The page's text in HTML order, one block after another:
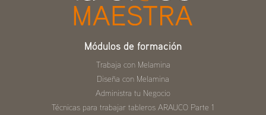
Módulos de formación
Trabaja con Melamina
Diseña con Melamina
Administra tu Negocio
Técnicas para trabajar tableros ARAUCO Parte 1